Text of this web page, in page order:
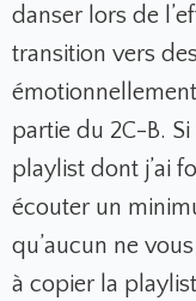
danser lors de
transition vers
partie du 2C-B.
playlist dont j’ai
écouter un
qu’aucun ne
à copier la